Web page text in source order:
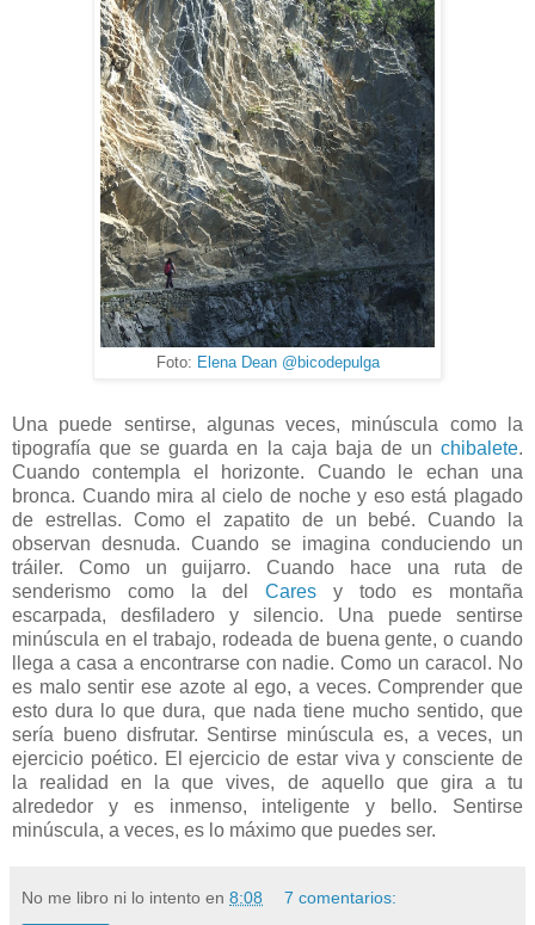
Foto: Elena Dean @bicodepulga
Una puede sentirse, algunas veces, minúscula como la
tipografía que se guarda en la caja baja de un chibalete.
Cuando contempla el horizonte. Cuando le echan una
bronca. Cuando mira al cielo de noche y eso está plagado
de estrellas. Como el zapatito de un bebé. Cuando la
observan desnuda. Cuando se imagina conduciendo un
tráiler. Como un guijarro. Cuando hace una ruta de
senderismo como la del Cares y todo es montaña
escarpada, desfiladero y silencio. Una puede sentirse
minúscula en el trabajo, rodeada de buena gente, o cuando
llega a casa a encontrarse con nadie. Como un caracol. No
es malo sentir ese azote al ego, a veces. Comprender que
esto dura lo que dura, que nada tiene mucho sentido, que
sería bueno disfrutar. Sentirse minúscula es, a veces, un
ejercicio poético. El ejercicio de estar viva y consciente de
la realidad en la que vives, de aquello que gira a tu
alrededor y es inmenso, inteligente y bello. Sentirse
minúscula, a veces, es lo máximo que puedes ser.
No me libro ni lo intento en 8:08 7 comentarios: